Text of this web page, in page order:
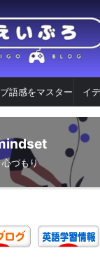
語感をマスター イ
心づもり